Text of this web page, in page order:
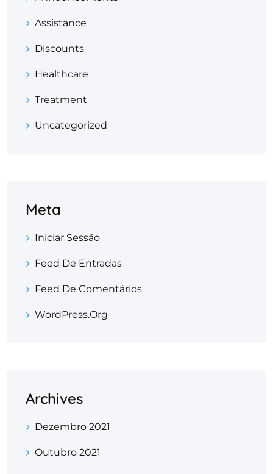
Assistance
Discounts
Healthcare
Treatment
Uncategorized
Meta
Iniciar Sessão
Feed De Entradas
Feed De Comentários
WordPress.org
Archives
Dezembro 2021
Outubro 2021